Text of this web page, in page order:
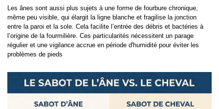
Les ânes sont aussi plus sujets à une forme de fourbure chronique,
même peu visible, qui élargit la ligne blanche et fragilise la jonction
entre la paroi et la sole. Cela facilite l’entrée des débris et bactéries à
l’origine de la fourmilière. Ces particularités nécessitent un parage
régulier et une vigilance accrue en période d'humidité pour éviter les
problèmes de pieds